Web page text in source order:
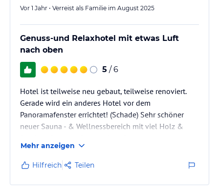
Vor 1 Jahr • Verreist als Familie im August 2025
Genuss-und Relaxhotel mit etwas Luft
nach oben
5 / 6
Hotel ist teilweise neu gebaut, teilweise renoviert.
Gerade wird ein anderes Hotel vor dem
Panoramafenster errichtet! (Schade) Sehr schöner
neuer Sauna - & Wellnessbereich mit viel Holz &
Außergewöhnlich gutes Abendessen, wunderschön
angerichtet. Frühstück ok, aber nicht auf dem
gleichen Niveau. Das könnte besser sein: kein
Vinylboden in der Lobby, dem Restaurant &
Mehr anzeigen
Hilfreich Teilen